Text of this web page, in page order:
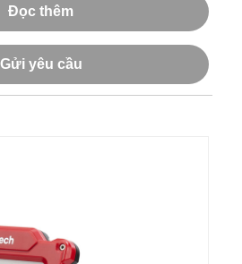
Đọc thêm
Gửi yêu cầu